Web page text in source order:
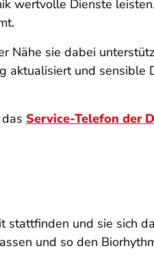
wertvolle Dienste
Nähe sie dabei
aktualisiert und sensible
Service-Telefon der
stattfinden und sie sich
und so den